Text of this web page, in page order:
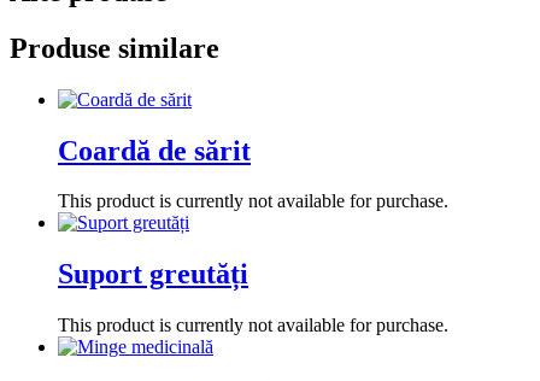
Produse similare
Coardă de sărit
This product is currently not available for purchase.
Suport greutăți
This product is currently not available for purchase.